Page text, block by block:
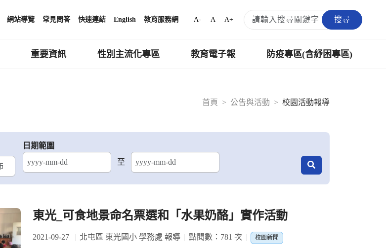
網站導覽 常見問答 快速連結 English 教育服務網 A- A A+ 搜尋
重要資訊 性別主流化專區 教育電子報 防疫專區(含紓困專區)
首頁
公告與活動 校園活動報導
日期範圍
至
結束日期
東光_可食地景命名票選和「水果奶酪」實作活動
2021-09-27 北屯區 東光國小 學務處 報導 點閱數：781 次 校園新聞